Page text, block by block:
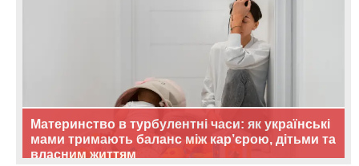
Материнство в турбулентні часи: як українські
мами тримають баланс між кар’єрою, дітьми та
власним життям